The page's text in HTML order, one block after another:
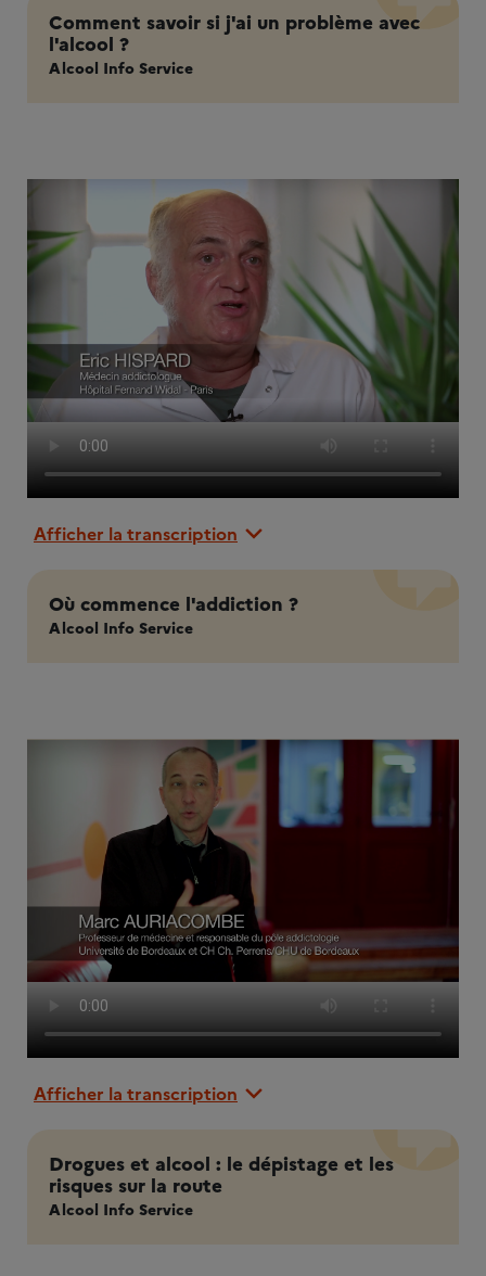
Comment savoir si j'ai un problème avec
l'alcool ?
Alcool Info Service
Afficher la transcription
Où commence l'addiction ?
Alcool Info Service
Afficher la transcription
Drogues et alcool : le dépistage et les
risques sur la route
Alcool Info Service